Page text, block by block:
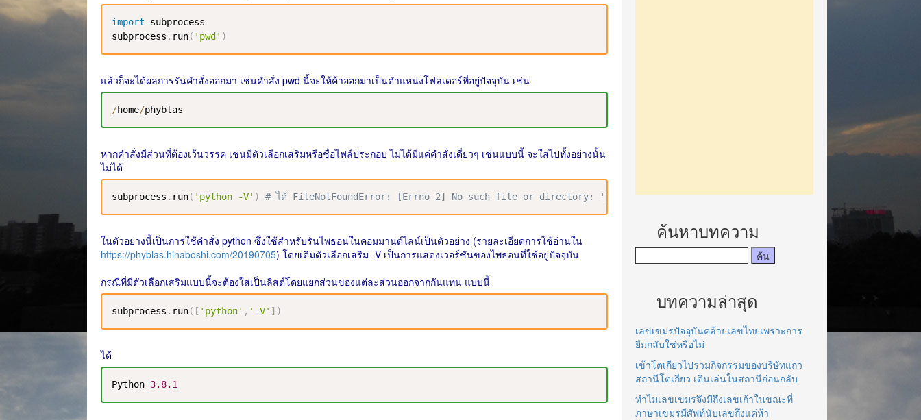
import subprocess
subprocess . run( 'pwd' )
แล้วก็จะได้ผลการรันคำสั่งออกมา เช่นคำสั่ง pwd นี้จะให้ค้าออกมาเป็นตำแหน่งโฟลเดอร์ที่อยู่ปัจจุบัน เช่น
/home/phyblas
หากคำสั่งมีส่วนที่ต้องเว้นวรรค เช่นมีตัวเลือกเสริมหรือชื่อไฟล์ประกอบ ไม่ได้มีแค่คำสั่งเดี่ยวๆ เช่นแบบนี้ จะใส่ไปทั้งอย่างนั้น
ไม่ได้
subprocess . run( 'python -V' ) # ได้ FileNotFoundError: [Errno 2] No such file or directory: 'python -V': 'python -V'
ในตัวอย่างนี้เป็นการใช้คำสั่ง python ซึ่งใช้สำหรับรันไพธอนในคอมมานด์ไลน์เป็นตัวอย่าง (รายละเอียดการใช้อ่านใน
https://phyblas.hinaboshi.com/20190705) โดยเติมตัวเลือกเสริม -V เป็นการแสดงเวอร์ชันของไพธอนที่ใช้อยู่ปัจจุบัน
กรณีที่มีตัวเลือกเสริมแบบนี้จะต้องใส่เป็นลิสต์โดยแยกส่วนของแต่ละส่วนออกจากกันแทน แบบนี้
subprocess . run( [ 'python' , '-V' ] )
ได้
Python 3.8.1
ค้นหาบทความ
บทความล่าสุด
เลขเขมรปัจจุบันคล้ายเลขไทยเพราะการ
ยืมกลับใช่หรือไม่
เข้าโตเกียวไปร่วมกิจกรรมของบริษัทแถว
สถานีโตเกียว เดินเล่นในสถานีก่อนกลับ
ทำไมเลขเขมรจึงมีถึงเลขเก้าในขณะที่
ภาษาเขมรมีศัพท์นับเลขถึงแค่ห้า